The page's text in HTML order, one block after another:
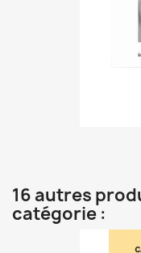
16 autres
catégorie :